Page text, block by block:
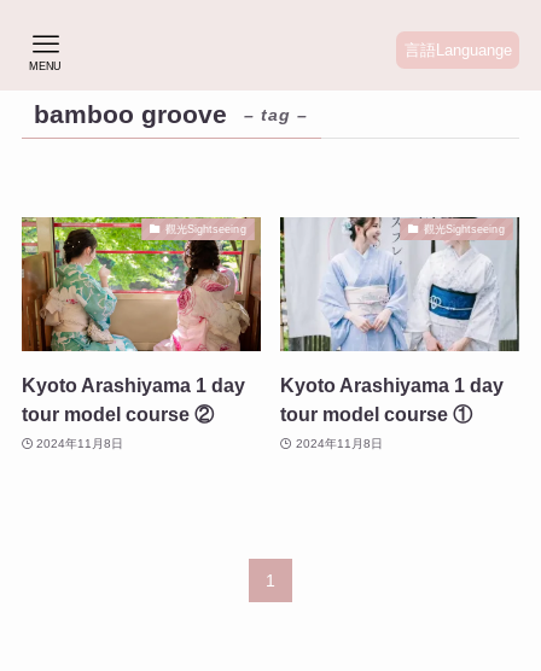
言語Languange
MENU
bamboo groove – tag –
觀光Sightseeing
Kyoto Arashiyama 1 day
tour model course ②
2024年11月8日
觀光Sightseeing
Kyoto Arashiyama 1 day
tour model course ①
2024年11月8日
1